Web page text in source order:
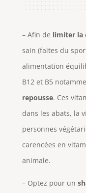
– Afin de limiter la
sain (faites du
alimentation
B12 et B5
repousse. Ces
dans les abats, la
personnes
carencées en
animale.
– Optez pour un